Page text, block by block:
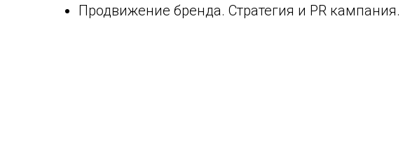
Продвижение бренда. Стратегия и PR кампания.